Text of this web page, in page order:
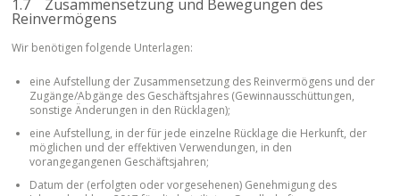
1.7 Zusammensetzung und Bewegungen des
Reinvermögens
Wir benötigen folgende Unterlagen:
eine Aufstellung der Zusammensetzung des Reinvermögens und der
Zugänge/Abgänge des Geschäftsjahres (Gewinnausschüttungen,
sonstige Änderungen in den Rücklagen);
eine Aufstellung, in der für jede einzelne Rücklage die Herkunft, der
möglichen und der effektiven Verwendungen, in den
vorangegangenen Geschäftsjahren;
Datum der (erfolgten oder vorgesehenen) Genehmigung des